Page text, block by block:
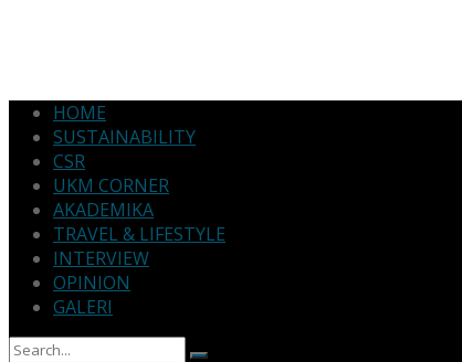
HOME
SUSTAINABILITY
CSR
UKM CORNER
AKADEMIKA
TRAVEL & LIFESTYLE
INTERVIEW
OPINION
GALERI